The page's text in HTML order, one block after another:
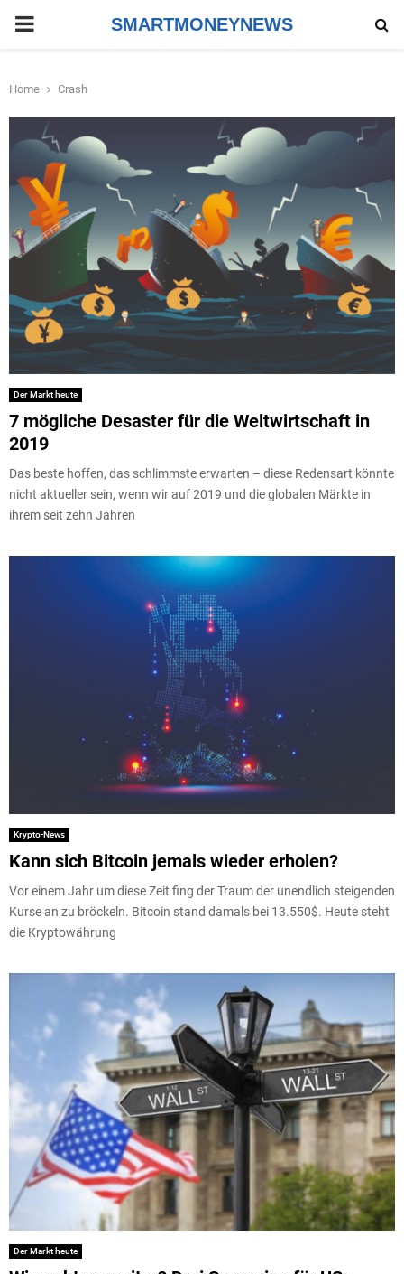
PRIMARY
SMARTMONEYNEWS
Home Crash
Der Markt heute
7 mögliche Desaster für die Weltwirtschaft in
2019
Das beste hoffen, das schlimmste erwarten – diese Redensart könnte
nicht aktueller sein, wenn wir auf 2019 und die globalen Märkte in
ihrem seit zehn Jahren
Krypto-News
Kann sich Bitcoin jemals wieder erholen?
Vor einem Jahr um diese Zeit fing der Traum der unendlich steigenden
Kurse an zu bröckeln. Bitcoin stand damals bei 13.550$. Heute steht
die Kryptowährung
Der Markt heute